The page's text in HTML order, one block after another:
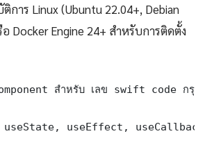
การ Linux (Ubuntu 22.04+, Debian
Docker Engine 24+ สำหรับการติดตั้ง
สำหรับ เลข swift code กรุง
useEffect,